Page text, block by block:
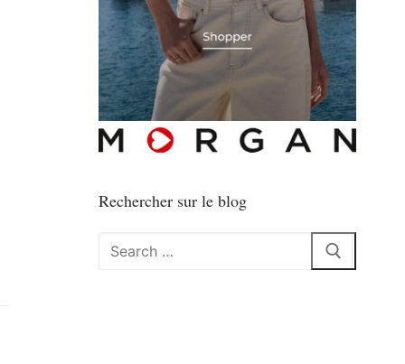
Rechercher sur le blog
Rechercher